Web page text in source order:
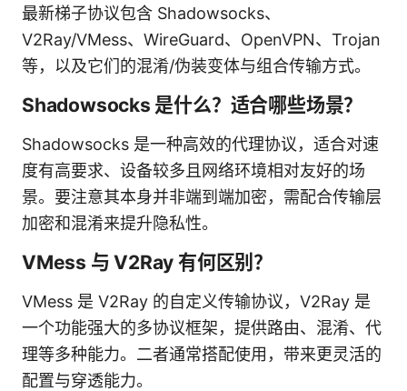
最新梯子协议包含 Shadowsocks、
V2Ray/VMess、WireGuard、OpenVPN、Trojan
等，以及它们的混淆/伪装变体与组合传输方式。
Shadowsocks 是什么？适合哪些场景？
Shadowsocks 是一种高效的代理协议，适合对速
度有高要求、设备较多且网络环境相对友好的场
景。要注意其本身并非端到端加密，需配合传输层
加密和混淆来提升隐私性。
VMess 与 V2Ray 有何区别？
VMess 是 V2Ray 的自定义传输协议，V2Ray 是
一个功能强大的多协议框架，提供路由、混淆、代
理等多种能力。二者通常搭配使用，带来更灵活的
配置与穿透能力。